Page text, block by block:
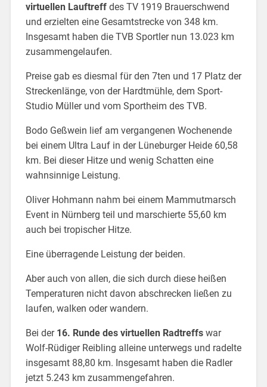
virtuellen Lauftreffdes TV 1919 Brauerschwend
und erzielten eine Gesamtstrecke von 348 km.
Insgesamt haben die TVB Sportler nun 13.023 km
zusammengelaufen.
Preise gab es diesmal für den 7ten und 17 Platz der
Streckenlänge, von der Hardtmühle, dem Sport-
Studio Müller und vom Sportheim des TVB.
Bodo Geßwein lief am vergangenen Wochenende
bei einem Ultra Lauf in der Lüneburger Heide 60,58
km. Bei dieser Hitze und wenig Schatten eine
wahnsinnige Leistung.
Oliver Hohmann nahm bei einem Mammutmarsch
Event in Nürnberg teil und marschierte 55,60 km
auch bei tropischer Hitze.
Eine überragende Leistung der beiden.
Aber auch von allen, die sich durch diese heißen
Temperaturen nicht davon abschrecken ließen zu
laufen, walken oder wandern.
Bei der16. Runde des virtuellen Radtreffswar
Wolf-Rüdiger Reibling alleine unterwegs und radelte
insgesamt 88,80 km. Insgesamt haben die Radler
jetzt 5.243 km zusammengefahren.